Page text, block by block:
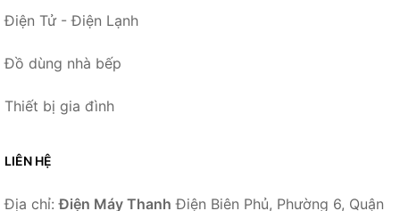
Điện Tử - Điện Lạnh
Đồ dùng nhà bếp
Thiết bị gia đình
LIÊN HỆ
Địa chỉ:Điện Máy Thanh Điện Biên Phủ, Phường 6, Quận